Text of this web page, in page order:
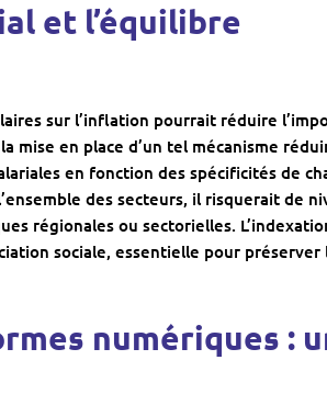
et l’équilibre
sur l’inflation pourrait réduire
mise en place d’un tel mécanisme
en fonction des spécificités de
des secteurs, il risquerait de
régionales ou sectorielles.
sociale, essentielle pour préserver
numériques :